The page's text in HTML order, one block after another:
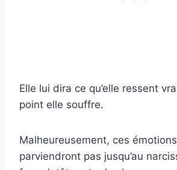
Elle lui dira ce qu’elle ressent
point elle souffre.
Malheureusement, ces
parviendront pas jusqu’au